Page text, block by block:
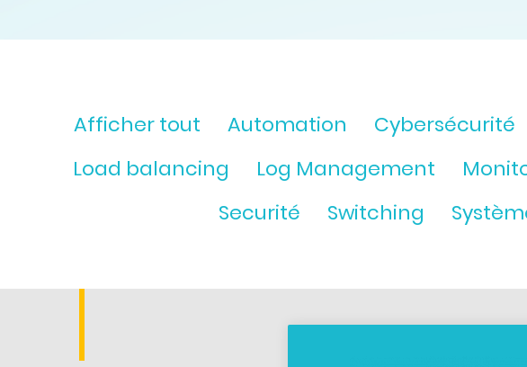
Afficher tout Automation Cybersécurité
Load balancing
Log Management
Securité
Switching